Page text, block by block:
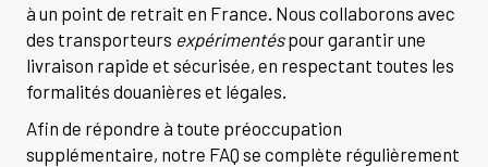
à un point de retrait en France. Nous collaborons avec
des transporteurs expérimentéspour garantir une
livraison rapide et sécurisée, en respectant toutes les
formalités douanières et légales.
Afin de répondre à toute préoccupation
supplémentaire, notre FAQ se complète régulièrement